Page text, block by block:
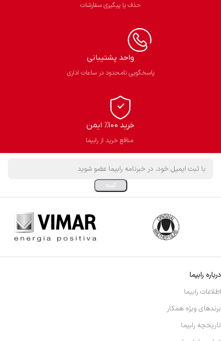
حذف یا پیگیری سفارشات
واحد پشتیبانی
پاسخگویی نامحدود در ساعات اداری
خرید 100% ایمن
منافع خرید از رابیما
درباره رابیما
اطلاعات رابیما
برندهای ویژه همکار
تاریخچه رابیما